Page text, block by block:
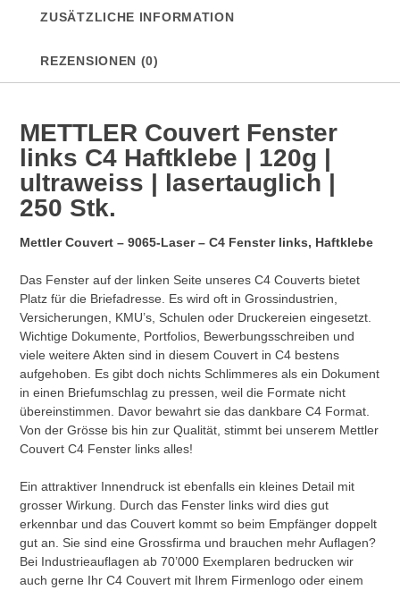
ZUSÄTZLICHE INFORMATION
REZENSIONEN (0)
METTLER Couvert Fenster
links C4 Haftklebe | 120g |
ultraweiss | lasertauglich |
250 Stk.
Mettler Couvert – 9065-Laser – C4 Fenster links, Haftklebe
Das Fenster auf der linken Seite unseres C4 Couverts bietet
Platz für die Briefadresse. Es wird oft in Grossindustrien,
Versicherungen, KMU’s, Schulen oder Druckereien eingesetzt.
Wichtige Dokumente, Portfolios, Bewerbungsschreiben und
viele weitere Akten sind in diesem Couvert in C4 bestens
aufgehoben. Es gibt doch nichts Schlimmeres als ein Dokument
in einen Briefumschlag zu pressen, weil die Formate nicht
übereinstimmen. Davor bewahrt sie das dankbare C4 Format.
Von der Grösse bis hin zur Qualität, stimmt bei unserem Mettler
Couvert C4 Fenster links alles!
Ein attraktiver Innendruck ist ebenfalls ein kleines Detail mit
grosser Wirkung. Durch das Fenster links wird dies gut
erkennbar und das Couvert kommt so beim Empfänger doppelt
gut an. Sie sind eine Grossfirma und brauchen mehr Auflagen?
Bei Industrieauflagen ab 70’000 Exemplaren bedrucken wir
auch gerne Ihr C4 Couvert mit Ihrem Firmenlogo oder einem